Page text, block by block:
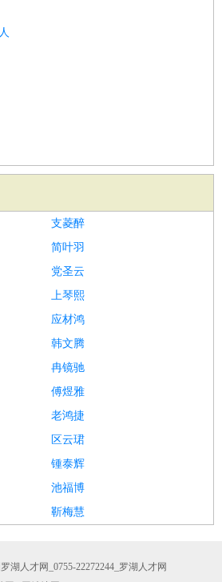
支菱醉
简叶羽
党圣云
上琴熙
应材鸿
韩文腾
冉镜驰
傅煜雅
老鸿捷
区云珺
锺泰辉
池福博
靳梅慧
湖人才网_0755-22272244_罗湖人才网